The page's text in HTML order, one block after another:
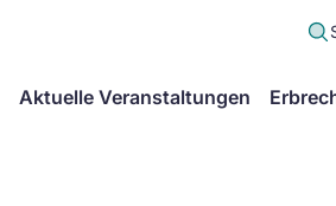
Aktuelle Veranstaltungen